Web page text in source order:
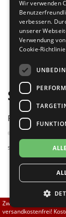
Brautschuhe
Sneaker
Übergrößen 43-44
Flexerinas
Merlet
Nueva Epoca
RayRose
Rummos
Rumpf
SoDanca
TopTanz
Bilder
Só
Passt am
schmal
Zwischen 70,00 EUR
versandkostenfrei!
Wir verwenden
verbessern.
unserer
Verwendung
Cookie-